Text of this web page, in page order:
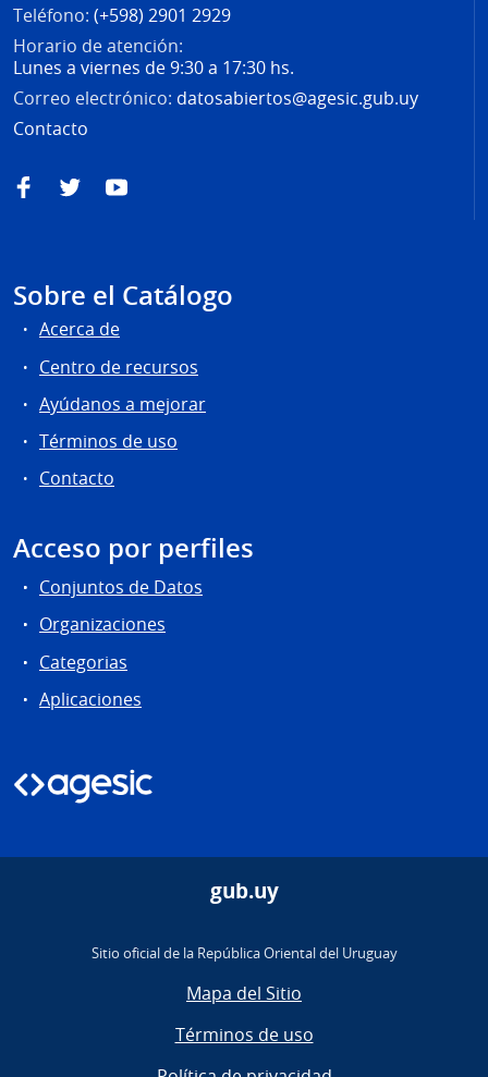
Teléfono: (+598) 2901 2929
Horario de atención:
Lunes a viernes de 9:30 a 17:30 hs.
Correo electrónico: datosabiertos@agesic.gub.uy
Contacto
FacebookTwitterYouTube
Sobre el Catálogo
Acerca de
Centro de recursos
Ayúdanos a mejorar
Términos de uso
Contacto
Acceso por perfiles
Conjuntos de Datos
Organizaciones
Categorias
Aplicaciones
gub.uy
Sitio oficial de la República Oriental del Uruguay
Mapa del Sitio
Términos de uso